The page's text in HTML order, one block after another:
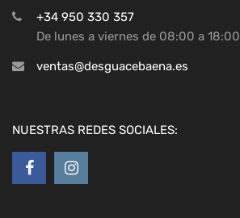
+34 950 330 357
De lunes a viernes de 08:00 a 18:00
ventas@desguacebaena.es
NUESTRAS REDES SOCIALES: